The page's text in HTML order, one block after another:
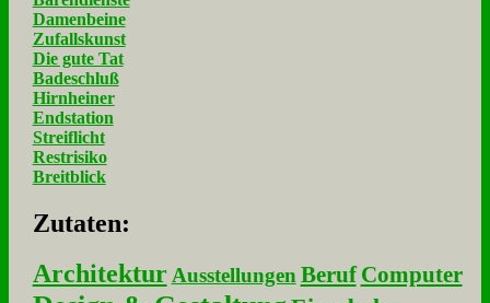
Damenbeine
Zufallskunst
Die gute Tat
Badeschluß
Hirnheiner
Endstation
Streiflicht
Restrisiko
Breitblick
Zu­ta­ten:
Architektur Ausstellungen Beruf Computer